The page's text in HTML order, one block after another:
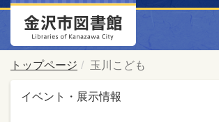
トップページ 玉川こども
イベント・展示情報